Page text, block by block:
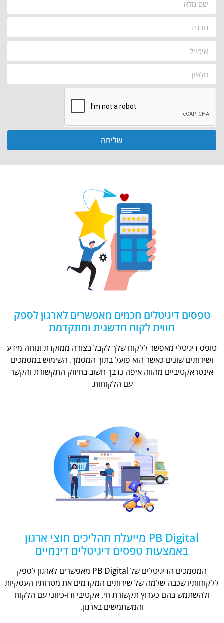
שליחה
טפסים דיגיטלים חכמים מאפשרים לארגון לספק
חווית לקוח חדשנית ומתקדמת
טופס דיגיטלי מאפשר ללקוח שלך לקבל בצורה ממוקדת ונוחה מידע
ושירותים שונים כאשר הוא פועל בתוך המסמך. השימוש במסמכים
אינטראקטיביים מהווה איפה נדבך חשוב בחיזוק התקשורת והקשר
עם הלקוחות.
PB Digital מייעלת תהליכים חוצי ארגון
באמצעות טפסים דיגיטלים דינמיים
המסמכים הדיגיטלים של PB Digital מאפשרים לארגון לספק
ללקוחותיו שכבה שלמה של שירותים המקדמים את מטרותיו העסקיות
ולהשתמש בהם כערוץ תקשורת חי, אקטיבי ודו-כיווני עם הלקוח
והמשתמשים בארגון.